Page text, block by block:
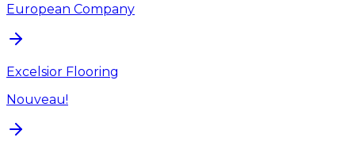
European Company
Excelsior Flooring
Nouveau!